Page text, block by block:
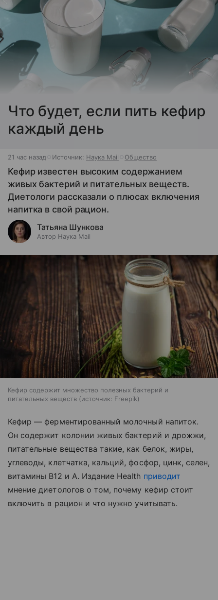
Что будет, если пить кефир
каждый день
21 час назад Источник: Наука Mail Общество
Кефир известен высоким содержанием
живых бактерий и питательных веществ.
Диетологи рассказали о плюсах включения
напитка в свой рацион.
Татьяна Шункова
Автор Наука Mail
Кефир содержит множество полезных бактерий и
питательных веществ
источник: Freepik
Кефир — ферментированный молочный напиток.
Он содержит колонии живых бактерий и дрожжи,
питательные вещества такие, как белок, жиры,
углеводы, клетчатка, кальций, фосфор, цинк, селен,
витамины B12 и A. Издание Health приводит
мнение диетологов о том, почему кефир стоит
включить в рацион и что нужно учитывать.